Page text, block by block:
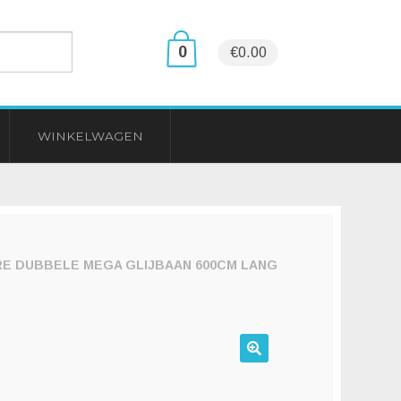
0 €0.00
WINKELWAGEN
DUBBELE MEGA GLIJBAAN 600CM LANG